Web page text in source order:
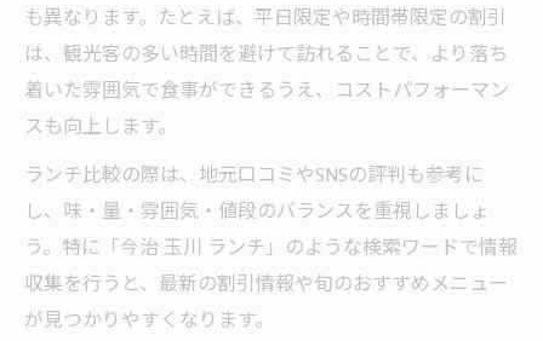
も異なります。たとえば、平日限定や時間帯限定の割引
は、観光客の多い時間を避けて訪れることで、より落ち
着いた雰囲気で食事ができるうえ、コストパフォーマン
スも向上します。
ランチ比較の際は、地元口コミやSNSの評判も参考に
し、味・量・雰囲気・値段のバランスを重視しましょ
う。特に「今治 玉川 ランチ」のような検索ワードで情報
収集を行うと、最新の割引情報や旬のおすすめメニュー
が見つかりやすくなります。